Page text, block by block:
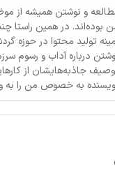
و نوشتن همیشه از
بوده‌اند. در همین راستا
تولید محتوا در حوزه
درباره آداب و رسوم
جاذبه‌هایشان از
به خصوص من را به